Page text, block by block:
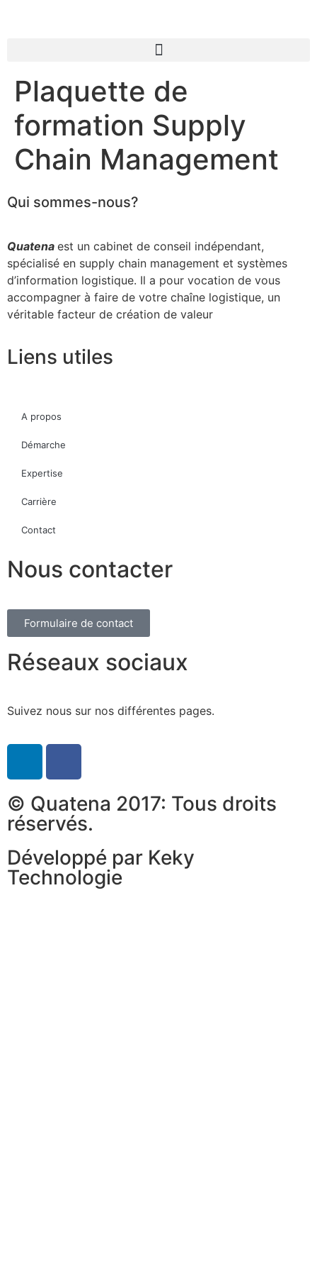
Plaquette de
formation Supply
Chain Management
Qui sommes-nous?
Quatena est un cabinet de conseil indépendant,
spécialisé en supply chain management et systèmes
d’information logistique. Il a pour vocation de vous
accompagner à faire de votre chaîne logistique, un
véritable facteur de création de valeur
Liens utiles
A propos
Démarche
Expertise
Carrière
Contact
Nous contacter
Formulaire de contact
Réseaux sociaux
Suivez nous sur nos différentes pages.
© Quatena 2017: Tous droits
réservés.
Développé par Keky
Technologie